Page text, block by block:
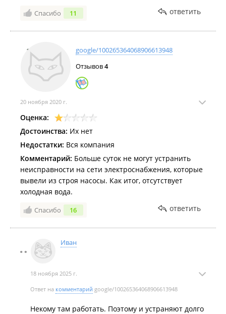
Спасибо 11 ответить
google/100265364068906613948
Отзывов4
20 ноября 2020 г.
Оценка:
Достоинства: Их нет
Недостатки: Вся компания
Комментарий: Больше суток не могут устранить
неисправности на сети электроснабжения, которые
вывели из строя насосы. Как итог, отсутствует
холодная вода.
Спасибо 16 ответить
Иван
18 ноября 2025 г.
Ответ на комментарий google/100265364068906613948
Некому там работать. Поэтому и устраняют долго